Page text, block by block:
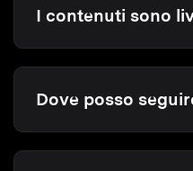
I contenuti sono
Dove posso